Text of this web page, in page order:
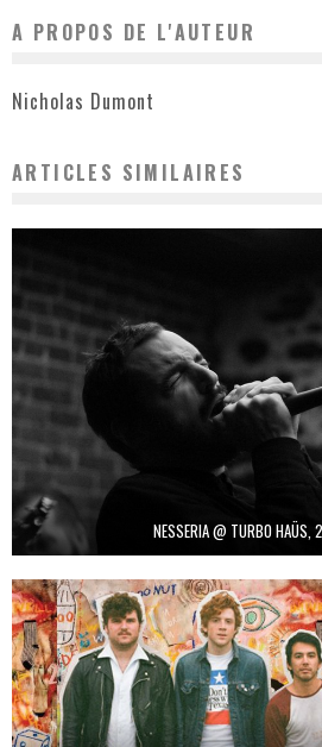
A PROPOS DE L'AUTEUR
Nicholas Dumont
ARTICLES SIMILAIRES
NESSERIA @ TURBO HAÜS,